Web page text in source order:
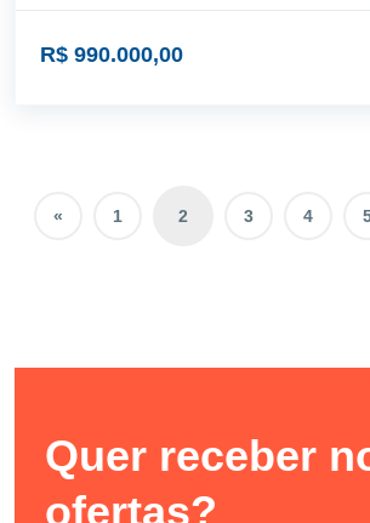
R$ 990.000,00
« 1 2 3 4
Quer receber
ofertas?